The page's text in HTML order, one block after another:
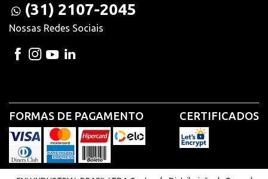
(31) 2107-2045
Nossas Redes Sociais
FORMAS DE PAGAMENTO CERTIFICADOS